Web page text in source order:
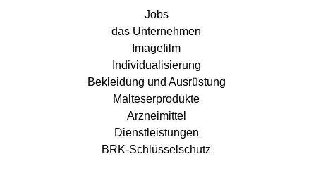
Jobs
das Unternehmen
Imagefilm
Individualisierung
Bekleidung und Ausrüstung
Malteserprodukte
Arzneimittel
Dienstleistungen
BRK-Schlüsselschutz